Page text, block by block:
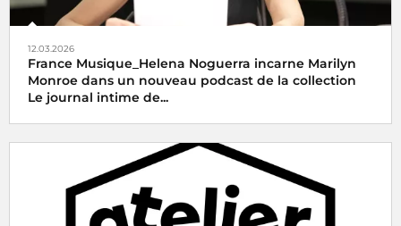
12.03.2026
France Musique_Helena Noguerra incarne Marilyn
Monroe dans un nouveau podcast de la collection
Le journal intime de...